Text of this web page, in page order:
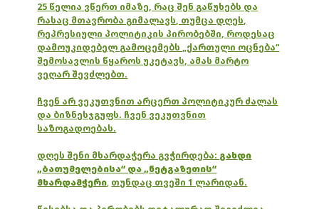
25 წელია ვწერთ იმაზე, რაც შენ გაწუხებს და
რასაც მთავრობა გიმალავს, თუმცა დღეს,
რეპრესიული პოლიტიკის პირობებში, როდესაც
დამოუკიდებელ გამოცემებს „ქართული ოცნება“
შემოსავლის წყაროს უკეტავს, ამას მარტო
ვეღარ შევძლებთ.
ჩვენ არ ვეკუთვნით არცერთ პოლიტიკურ ძალას
და ბიზნესჯგუფს. ჩვენ ვეკუთვნით
საზოგადოებას.
დღეს შენი მხარდაჭერა გვჭირდება: გახდი
„ბათუმელებისა“ და „ნეტგაზეთის“
მხარდამჭერი, თუნდაც თვეში 1 ლარიდან.